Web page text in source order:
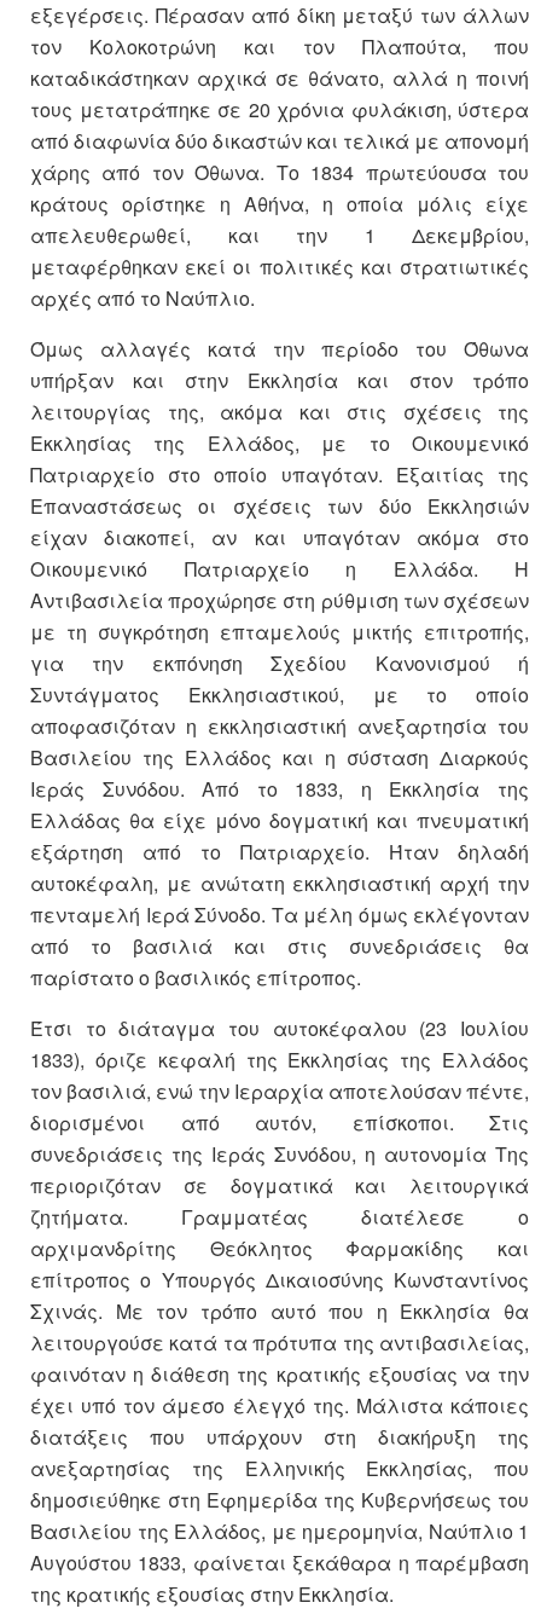
εξεγέρσεις. Πέρασαν από δίκη μεταξύ των άλλων
τον Κολοκοτρώνη και τον Πλαπούτα, που
καταδικάστηκαν αρχικά σε θάνατο, αλλά η ποινή
τους μετατράπηκε σε 20 χρόνια φυλάκιση, ύστερα
από διαφωνία δύο δικαστών και τελικά με απονομή
χάρης από τον Όθωνα. Το 1834 πρωτεύουσα του
κράτους ορίστηκε η Αθήνα, η οποία μόλις είχε
απελευθερωθεί, και την 1 Δεκεμβρίου,
μεταφέρθηκαν εκεί οι πολιτικές και στρατιωτικές
αρχές από το Ναύπλιο.
Όμως αλλαγές κατά την περίοδο του Όθωνα
υπήρξαν και στην Εκκλησία και στον τρόπο
λειτουργίας της, ακόμα και στις σχέσεις της
Εκκλησίας της Ελλάδος, με το Οικουμενικό
Πατριαρχείο στο οποίο υπαγόταν. Εξαιτίας της
Επαναστάσεως οι σχέσεις των δύο Εκκλησιών
είχαν διακοπεί, αν και υπαγόταν ακόμα στο
Οικουμενικό Πατριαρχείο η Ελλάδα. Η
Αντιβασιλεία προχώρησε στη ρύθμιση των σχέσεων
με τη συγκρότηση επταμελούς μικτής επιτροπής,
για την εκπόνηση Σχεδίου Κανονισμού ή
Συντάγματος Εκκλησιαστικού, με το οποίο
αποφασιζόταν η εκκλησιαστική ανεξαρτησία του
Βασιλείου της Ελλάδος και η σύσταση Διαρκούς
Ιεράς Συνόδου. Από το 1833, η Εκκλησία της
Ελλάδας θα είχε μόνο δογματική και πνευματική
εξάρτηση από το Πατριαρχείο. Ήταν δηλαδή
αυτοκέφαλη, με ανώτατη εκκλησιαστική αρχή την
πενταμελή Ιερά Σύνοδο. Τα μέλη όμως εκλέγονταν
από το βασιλιά και στις συνεδριάσεις θα
παρίστατο ο βασιλικός επίτροπος.
Έτσι το διάταγμα του αυτοκέφαλου (23 Ιουλίου
1833), όριζε κεφαλή της Εκκλησίας της Ελλάδος
τον βασιλιά, ενώ την Ιεραρχία αποτελούσαν πέντε,
διορισμένοι από αυτόν, επίσκοποι. Στις
συνεδριάσεις της Ιεράς Συνόδου, η αυτονομία Της
περιοριζόταν σε δογματικά και λειτουργικά
ζητήματα. Γραμματέας διατέλεσε ο
αρχιμανδρίτης Θεόκλητος Φαρμακίδης και
επίτροπος ο Υπουργός Δικαιοσύνης Κωνσταντίνος
Σχινάς. Με τον τρόπο αυτό που η Εκκλησία θα
λειτουργούσε κατά τα πρότυπα της αντιβασιλείας,
φαινόταν η διάθεση της κρατικής εξουσίας να την
έχει υπό τον άμεσο έλεγχό της. Μάλιστα κάποιες
διατάξεις που υπάρχουν στη διακήρυξη της
ανεξαρτησίας της Ελληνικής Εκκλησίας, που
δημοσιεύθηκε στη Εφημερίδα της Κυβερνήσεως του
Βασιλείου της Ελλάδος, με ημερομηνία, Ναύπλιο 1
Αυγούστου 1833, φαίνεται ξεκάθαρα η παρέμβαση
της κρατικής εξουσίας στην Εκκλησία.